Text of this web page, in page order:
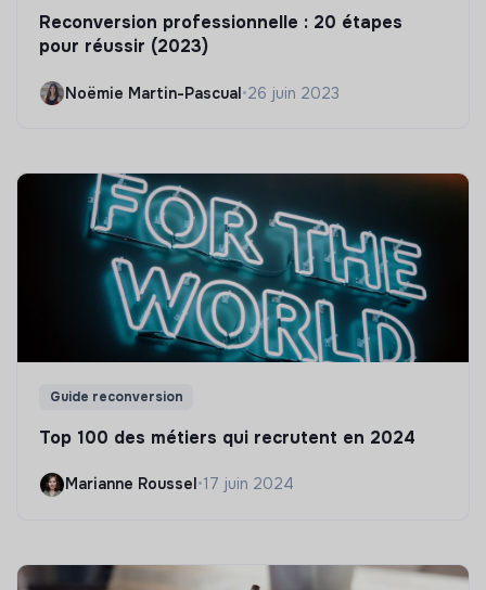
Reconversion professionnelle : 20 étapes
pour réussir (2023)
Noëmie Martin-Pascual•26 juin 2023
Guide reconversion
Top 100 des métiers qui recrutent en 2024
Marianne Roussel •17 juin 2024